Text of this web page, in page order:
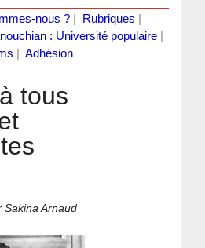
nous ?| Rubriques
: Université populaire
Adhésion
tous
Sakina Arnaud